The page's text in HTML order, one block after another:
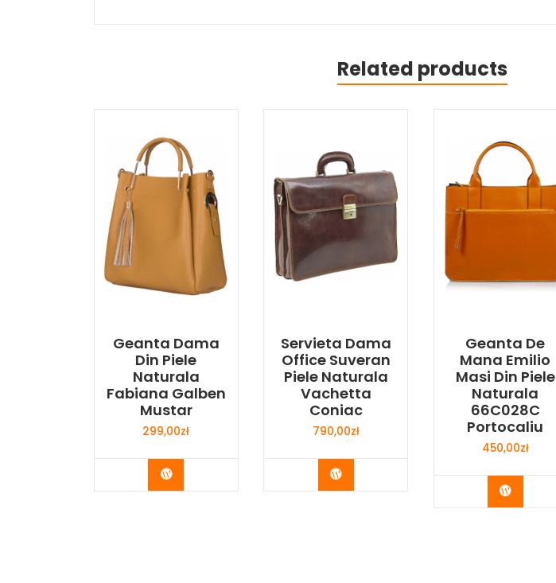
Related products
Geanta Dama
Din Piele
Naturala
Fabiana Galben
Mustar
299,00zł
Buy Now
Servieta Dama
Office Suveran
Piele Naturala
Vachetta
Coniac
790,00zł
Buy Now
Geanta De
Mana Emilio
Masi Din Piele
Naturala
66C028C
Portocaliu
450,00zł
Buy Now